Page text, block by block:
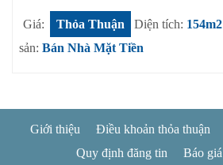
Giá: Thỏa Thuận Diện tích: 154m2
sản: Bán Nhà Mặt Tiền
Giới thiệu Điều khoản thỏa thuận
Quy định đăng tin
Báo giá